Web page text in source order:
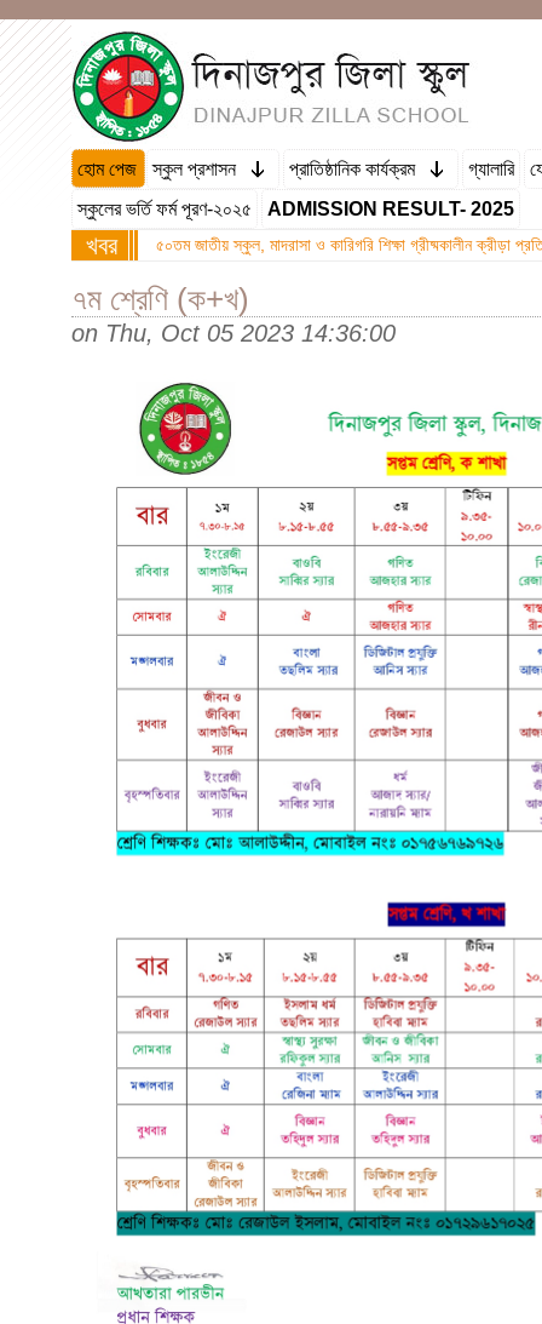
হোম পেজ স্কুল প্রশাসন প্রাতিষ্ঠানিক কার্যক্রম গ্যালারি
স্কুলের ভর্তি ফর্ম পূরণ-২০২৫
ADMISSION RESULT- 2025
খবর ৫০তম জাতীয় স্কুল, মাদরাসা ও কারিগরি শিক্ষা গ্রীষ্মকালীন ক্রীড়া
৭ম শ্রেণি (ক+খ)
on Thu, Oct 05 2023 14:36:00